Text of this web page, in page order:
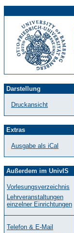
Darstellung
Druckansicht
Extras
Ausgabe als iCal
Außerdem im UnivIS
Vorlesungsverzeichnis
Lehrveranstaltungen
einzelner Einrichtungen
Telefon & E-Mail